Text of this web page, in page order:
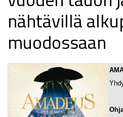
nähtävillä
muodossaan